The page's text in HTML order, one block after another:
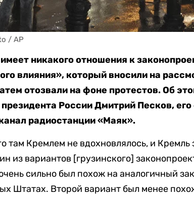
/ AP
никакого отношения к
влияния», который вносили на
отозвали на фоне протестов. Об
России Дмитрий Песков, его
радиостанции «Маяк».
там Кремлем не вдохновлялось, и
из вариантов [грузинского]
сильно был похож на аналогичный
Штатах. Второй вариант был менее